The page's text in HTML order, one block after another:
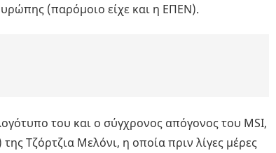
(παρόμοιο είχε και η ΕΠΕΝ).
του και ο σύγχρονος απόγονος του MSI,
Τζόρτζια Μελόνι, η οποία πριν λίγες μέρες